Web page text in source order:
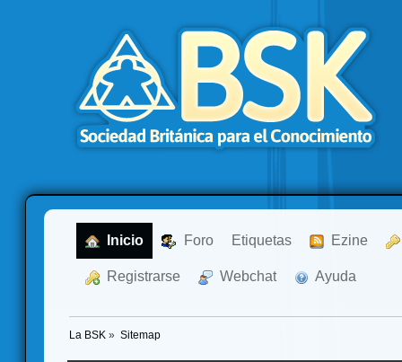
Inicio Foro Etiquetas Ezine
Registrarse Webchat Ayuda
La BSK » Sitemap